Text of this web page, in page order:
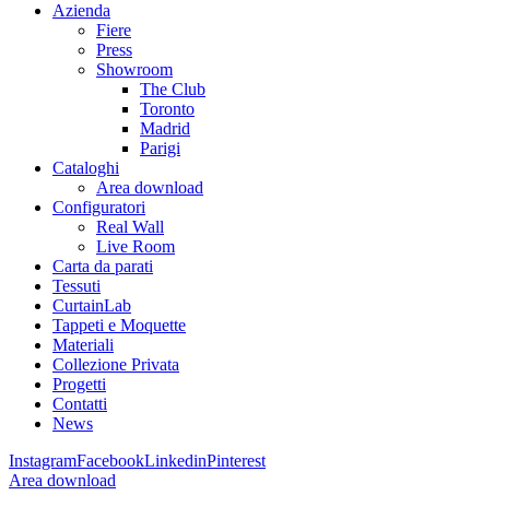
Azienda
Fiere
Press
Showroom
The Club
Toronto
Madrid
Parigi
Cataloghi
Area download
Configuratori
Real Wall
Live Room
Carta da parati
Tessuti
CurtainLab
Tappeti e Moquette
Materiali
Collezione Privata
Progetti
Contatti
News
InstagramFacebookLinkedinPinterest
Area download